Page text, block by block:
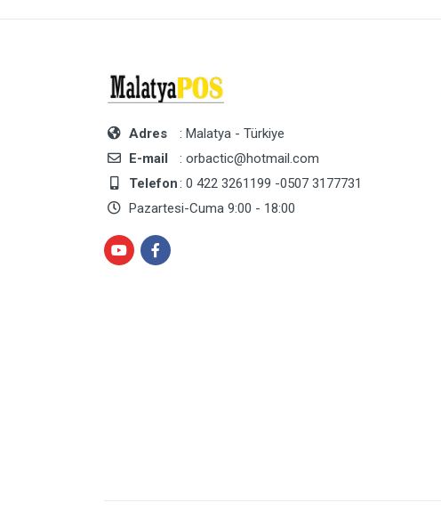
Adres
: Malatya - Türkiye
E-mail
: orbactic@hotmail.com
Telefon: 0 422 3261199 -0507 3177731
Pazartesi-Cuma 9:00 - 18:00